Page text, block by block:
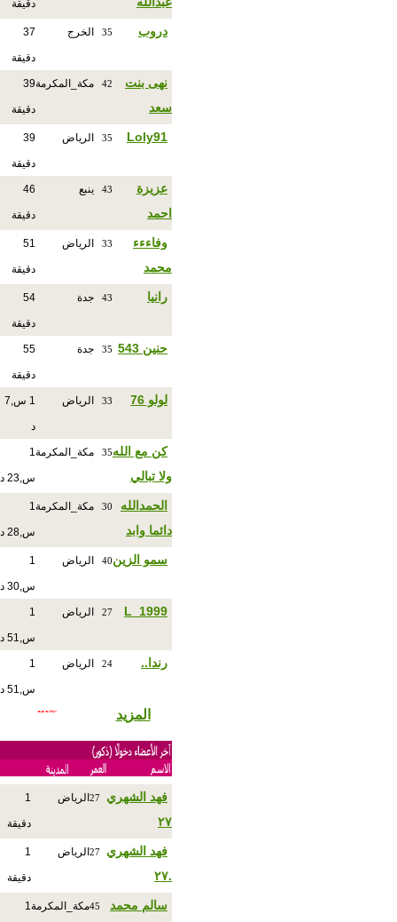
دقيقة
دروب 35 الخرج 37
دقيقة
نهى بنت
سعد
42 مكة_المكرمة39
دقيقة
Loly91
35 الرياض 39
دقيقة
عزيزة
احمد
43 ينبع 46
دقيقة
وفاءءء
محمد
33 الرياض 51
دقيقة
رانيا 43 جدة 54
دقيقة
حنين 543 35 جدة 55
دقيقة
لولو 76 33 الرياض 1 س,7
د
كن مع الله
ولا تبالي
35 مكة_المكرمة1
س,23 د
الحمدالله
دائما وابد
30 مكة_المكرمة1
س,28 د
سمو الزين40 الرياض 1
س,30 د
L_1999
27 الرياض 1
س,51 د
رندا.. 24 الرياض 1
س,51 د
المزيد
فهد الشهري
٢٧
27 الرياض 1
دقيقة
فهد الشهري
.٢٧
27 الرياض 1
دقيقة
سالم محمد
45مكة_المكرمة1